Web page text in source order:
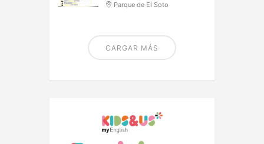
Parque de El Soto
CARGAR MÁS